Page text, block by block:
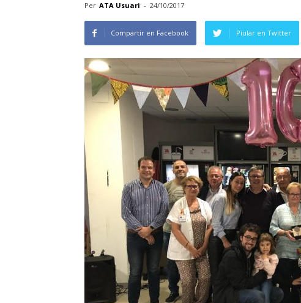
Per ATA Usuari - 24/10/2017
Compartir en Facebook Piular en Twitter